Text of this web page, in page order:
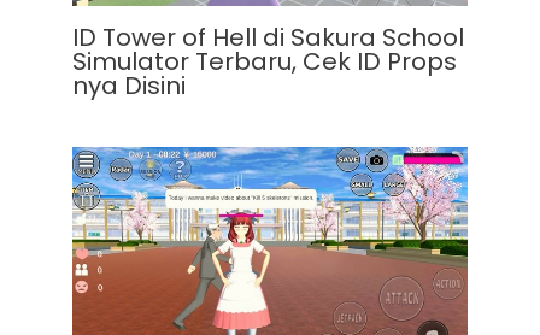
ID Tower of Hell di Sakura School
Simulator Terbaru, Cek ID Props
nya Disini